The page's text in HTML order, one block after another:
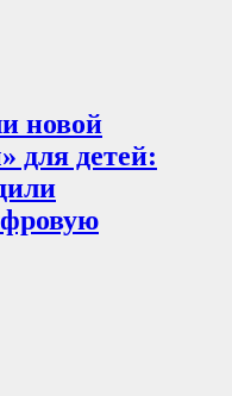
новой
для детей: